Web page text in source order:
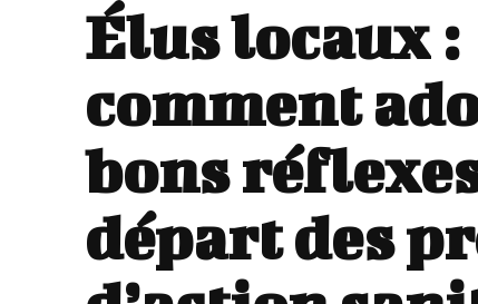
Élus locaux :
comment
bons
départ des